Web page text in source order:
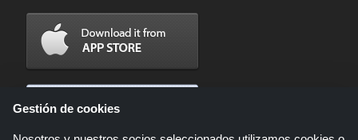
Gestión de cookies